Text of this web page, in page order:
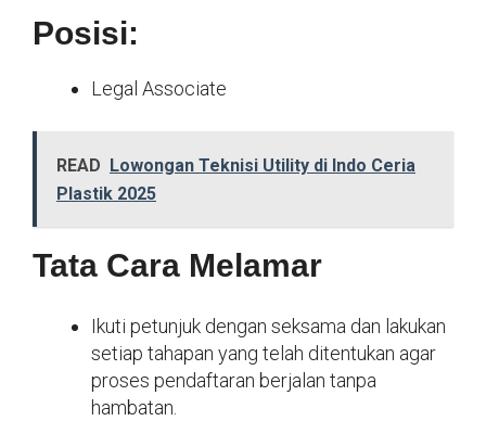
Posisi:
Legal Associate
READ
Lowongan Teknisi Utility di Indo Ceria
Plastik 2025
Tata Cara Melamar
Ikuti petunjuk dengan seksama dan lakukan
setiap tahapan yang telah ditentukan agar
proses pendaftaran berjalan tanpa
hambatan.